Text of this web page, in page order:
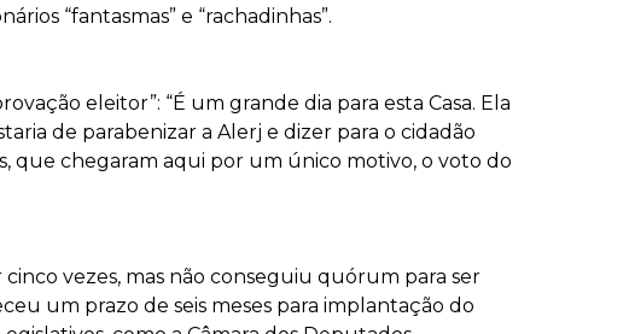
“fantasmas” e “rachadinhas”.
eleitor”: “É um grande dia para esta Casa. Ela
de parabenizar a Alerj e dizer para o cidadão
que chegaram aqui por um único motivo, o voto do
vezes, mas não conseguiu quórum para ser
um prazo de seis meses para implantação do